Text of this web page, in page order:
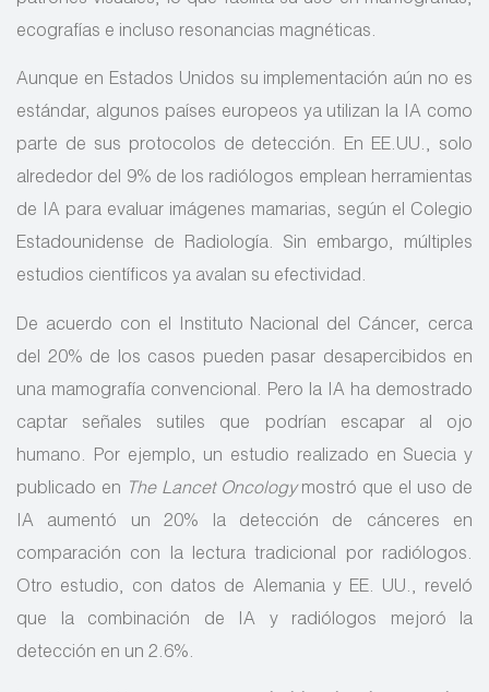
ecografías e incluso resonancias magnéticas.
Aunque en Estados Unidos su implementación aún no es
estándar, algunos países europeos ya utilizan la IA como
parte de sus protocolos de detección. En EE.UU., solo
alrededor del 9% de los radiólogos emplean herramientas
de IA para evaluar imágenes mamarias, según el Colegio
Estadounidense de Radiología. Sin embargo, múltiples
estudios científicos ya avalan su efectividad.
De acuerdo con el Instituto Nacional del Cáncer, cerca
del 20% de los casos pueden pasar desapercibidos en
una mamografía convencional. Pero la IA ha demostrado
captar señales sutiles que podrían escapar al ojo
humano. Por ejemplo, un estudio realizado en Suecia y
publicado en
The Lancet Oncologymostró que el uso de
IA aumentó un 20% la detección de cánceres en
comparación con la lectura tradicional por radiólogos.
Otro estudio, con datos de Alemania y EE. UU., reveló
que la combinación de IA y radiólogos mejoró la
detección en un 2.6%.